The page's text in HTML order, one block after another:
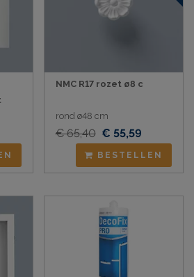
NMC R17 rozet ø8 c
rond ø48 cm
€ 65,40 € 55,59
BESTELLEN